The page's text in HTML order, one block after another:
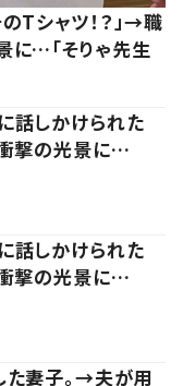
Tシャツ！？」→職
に…「そりゃ先生
話しかけられた
撃の光景に…
話しかけられた
撃の光景に…
た妻子。→夫が用